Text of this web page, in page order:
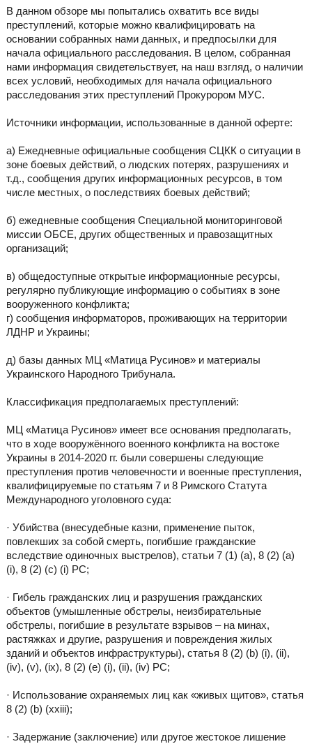
В данном обзоре мы попытались охватить все виды
преступлений, которые можно квалифицировать на
основании собранных нами данных, и предпосылки для
начала официального расследования. В целом, собранная
нами информация свидетельствует, на наш взгляд, о наличии
всех условий, необходимых для начала официального
расследования этих преступлений Прокурором МУС.
Источники информации, использованные в данной оферте:
а) Ежедневные официальные сообщения СЦКК о ситуации в
зоне боевых действий, о людских потерях, разрушениях и
т.д., сообщения других информационных ресурсов, в том
числе местных, о последствиях боевых действий;
б) ежедневные сообщения Специальной мониторинговой
миссии ОБСЕ, других общественных и правозащитных
организаций;
в) общедоступные открытые информационные ресурсы,
регулярно публикующие информацию о событиях в зоне
вооруженного конфликта;
г) сообщения информаторов, проживающих на территории
ЛДНР и Украины;
д) базы данных МЦ «Матица Русинов» и материалы
Украинского Народного Трибунала.
Классификация предполагаемых преступлений:
МЦ «Матица Русинов» имеет все основания предполагать,
что в ходе вооружённого военного конфликта на востоке
Украины в 2014-2020 гг. были совершены следующие
преступления против человечности и военные преступления,
квалифицируемые по статьям 7 и 8 Римского Статута
Международного уголовного суда:
· Убийства (внесудебные казни, применение пыток,
повлекших за собой смерть, погибшие гражданские
вследствие одиночных выстрелов), статьи 7 (1) (а), 8 (2) (a)
(i), 8 (2) (с) (i) РС;
· Гибель гражданских лиц и разрушения гражданских
объектов (умышленные обстрелы, неизбирательные
обстрелы, погибшие в результате взрывов – на минах,
растяжках и другие, разрушения и повреждения жилых
зданий и объектов инфраструктуры), статья 8 (2) (b) (i), (ii),
(iv), (v), (ix), 8 (2) (e) (i), (ii), (iv) PC;
· Использование охраняемых лиц как «живых щитов», статья
8 (2) (b) (xxiii);
· Задержание (заключение) или другое жестокое лишение